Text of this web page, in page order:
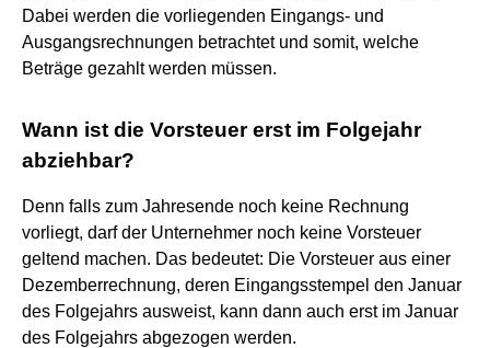
Dabei werden die vorliegenden Eingangs- und
Ausgangsrechnungen betrachtet und somit, welche
Beträge gezahlt werden müssen.
Wann ist die Vorsteuer erst im Folgejahr
abziehbar?
Denn falls zum Jahresende noch keine Rechnung
vorliegt, darf der Unternehmer noch keine Vorsteuer
geltend machen. Das bedeutet: Die Vorsteuer aus einer
Dezemberrechnung, deren Eingangsstempel den Januar
des Folgejahrs ausweist, kann dann auch erst im Januar
des Folgejahrs abgezogen werden.